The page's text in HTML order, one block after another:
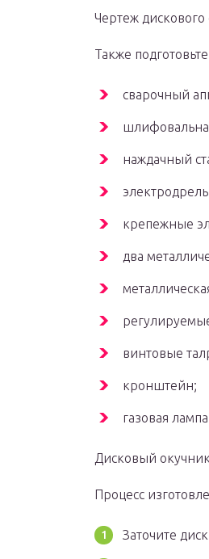
Чертеж дискового
Также подготовьте
сварочный
наждачный
крепежные
два
винтовые
кронштейн;
газовая
Дисковый
Процесс
Заточите